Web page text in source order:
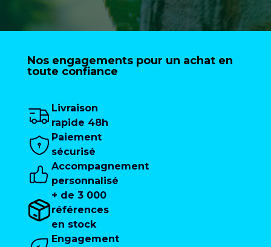
Nos engagements pour un achat en
toute confiance
Livraison
rapide 48h
Paiement
sécurisé
Accompagnement
personnalisé
+ de 3 000
références
en stock
Engagement